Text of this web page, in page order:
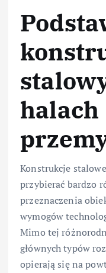
halach
Konstrukcje
przybierać bardzo
przeznaczenia
wymogów
Mimo tej
głównych typów
opierają się na